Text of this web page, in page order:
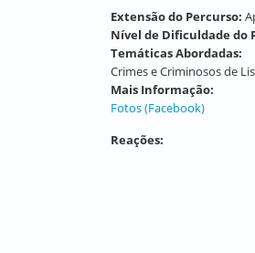
Extensão do Percurso:
Nível de Dificuldade do
Temáticas Abordadas:
Crimes e Criminosos de
Mais Informação:
Fotos (Facebook)
Reações: